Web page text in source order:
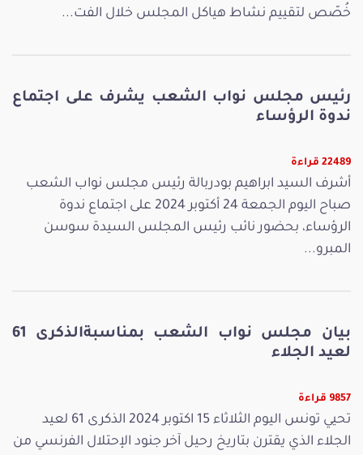
خُصّص لتقييم نشاط هياكل المجلس خلال الفت...
رئيس مجلس نواب الشعب يشرف على اجتماع
ندوة الرؤساء
22489 قراءة
أشرف السيد ابراهيم بودربالة رئيس مجلس نواب الشعب
صباح اليوم الجمعة 24 أكتوبر 2024 على اجتماع ندوة
الرؤساء، بحضور نائب رئيس المجلس السيدة سوسن
المبرو...
بيان مجلس نواب الشعب بمناسبةالذكرى 61
لعيد الجلاء
9857 قراءة
تحيي تونس اليوم الثلاثاء 15 اكتوبر 2024 الذكرى 61 لعيد
الجلاء الذي يقترن بتاريخ رحيل آخر جنود الإحتلال الفرنسي من